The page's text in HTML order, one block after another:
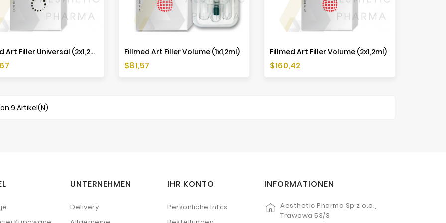
Fillmed Art Filler Universal (2x1,2ml) Fillmed Art Filler Volume (1x1,2ml)
Preis
$81,57
Fillmed Art Filler Volume (2x1,2ml)
Preis
$160,42
9 Artikel(n)
UNTERNEHMEN
Delivery
IHR KONTO
Persönliche Infos
INFORMATIONEN
Aesthetic Pharma Sp z o.o.,
Trawowa 53/3